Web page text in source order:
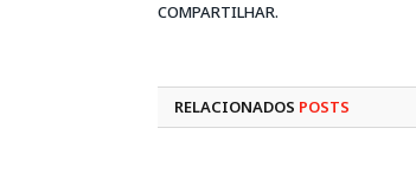
COMPARTILHAR.
RELACIONADOS POSTS